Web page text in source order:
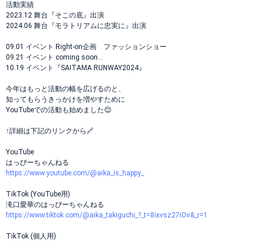
活動実績
2023.12 舞台『そこの底』出演
2024.06 舞台『モラトリアムに忠実に』出演
09.01 イベント Right-on企画 ファッションショー
09.21 イベント coming soon...
10.19 イベント『SAITAMA RUNWAY2024』
今年はもっと活動の幅を広げるのと、
知ってもらうきっかけを増やすために
YouTubeでの活動も始めました😌
↑詳細は下記のリンクから🔗
YouTube
はっぴーちゃんねる
https://www.youtube.com/@aika_is_happy_
TikTok (YouTube用)
滝口愛華のはっぴーちゃんねる
https://www.tiktok.com/@aika_takiguchi_?_t=8ixvsz27iOv&_r=1
TikTok (個人用)